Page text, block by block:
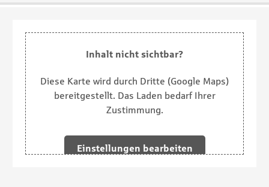
Inhalt nicht sichtbar?
Diese Karte wird durch Dritte (Google Maps)
bereitgestellt. Das Laden bedarf Ihrer
Zustimmung.
Einstellungen bearbeiten